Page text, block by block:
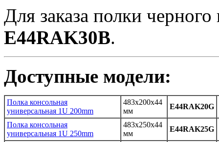
Для заказа полки черного
E44RAK30B.
Доступные модели:
Полка консольная
универсальная 1U 200mm
483x200x44
мм
E44RAK20G
Полка консольная
универсальная 1U 250mm
483x250x44
мм
E44RAK25G